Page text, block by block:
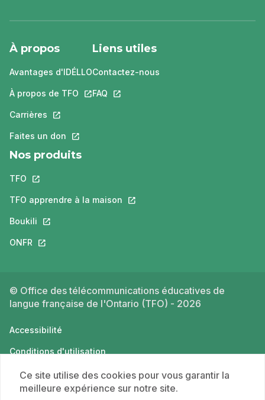
À propos
Avantages d'IDÉLLO
À propos de TFO Ce lien s'ouvrira dans un nouvel onglet.
Carrières Ce lien s'ouvrira dans un nouvel onglet.
Faites un don Ce lien s'ouvrira dans un nouvel onglet.
Liens utiles
Contactez-nous
FAQ Ce lien s'ouvrira dans un nouvel
Nos produits
TFO Ce lien s'ouvrira dans un nouvel onglet.
TFO apprendre à la maison Ce lien s'ouvrira dans un nouvel
Boukili Ce lien s'ouvrira dans un nouvel onglet.
ONFR Ce lien s'ouvrira dans un nouvel onglet.
© Office des télécommunications éducatives de
langue française de l'Ontario (TFO) - 2026
Accessibilité
Conditions d'utilisation
Politique de confidentialité
Ce site utilise des cookies pour vous garantir la
meilleure expérience sur notre site.